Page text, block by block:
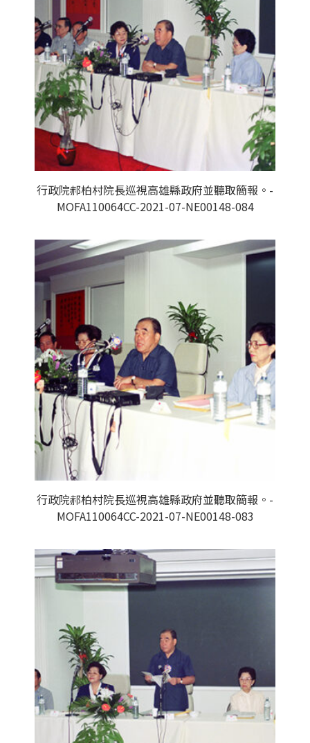
行政院郝柏村院長巡視高雄縣政府並聽取簡報。-
MOFA110064CC-2021-07-NE00148-084
行政院郝柏村院長巡視高雄縣政府並聽取簡報。-
MOFA110064CC-2021-07-NE00148-083